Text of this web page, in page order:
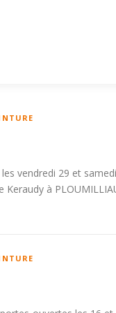
vendredi 29 et samedi
Keraudy à